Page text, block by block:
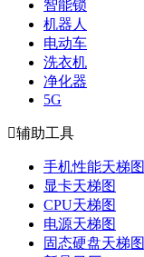
智能锁
机器人
电动车
洗衣机
净化器
5G
辅助工具
手机性能天梯图
显卡天梯图
CPU天梯图
电源天梯图
固态硬盘天梯图